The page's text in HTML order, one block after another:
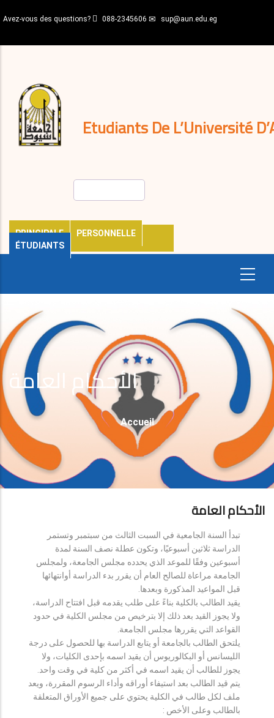
au
principal
Avez-vous des questions? 088-2345606 sup@aun.edu.eg
Etudiants De L’Université
PRINCIPALE
PERSONNELLE
ÉTUDIANTS
décisions
Expatriés
Journal
الأحكام العامة
Fil
D'Ariane
Accueil
الأحكام العامة
تبدأ السنة الجامعية في السبت الثالث من سبتمبر وتستمر
الدراسة ثلاثين أسبوعيًا، وتكون عطلة نصف السنة لمدة
أسبوعين وفقًا للموعد الذي يحدده مجلس الجامعة، ولمجلس
الجامعة مراعاة للصالح العام أن يقرر بدء الدراسة أوانتهائها
قبل المواعيد المذكورة وبعدها.
يقيد الطالب بالكلية بناءً على طلب يقدمه قبل افتتاح الدراسة،
ولا يجوز القيد بعد ذلك إلا بترخيص من مجلس الكلية في حدود
القواعد التي يقررها مجلس الجامعة.
يلتحق الطالب بالجامعة أو يتابع الدراسة بها للحصول على درجة
الليسانس أو البكالوريوس أن يقيد اسمه بإحدى الكليات، ولا
يجوز للطالب أن يقيد اسمه في أكثر من كلية في وقت واحد.
يتم قيد الطالب بعد استيفاء أوراقه وأداء الرسوم المقررة، ويعد
ملف لكل طالب في الكلية يحتوي على جميع الأوراق المتعلقة
بالطالب وعلى الأخص :